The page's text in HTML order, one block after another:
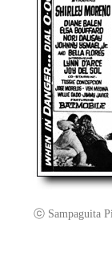
ⓒ Sampaguita